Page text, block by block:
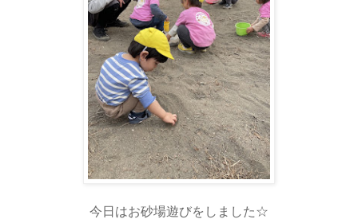
今日はお砂場遊びをしました☆